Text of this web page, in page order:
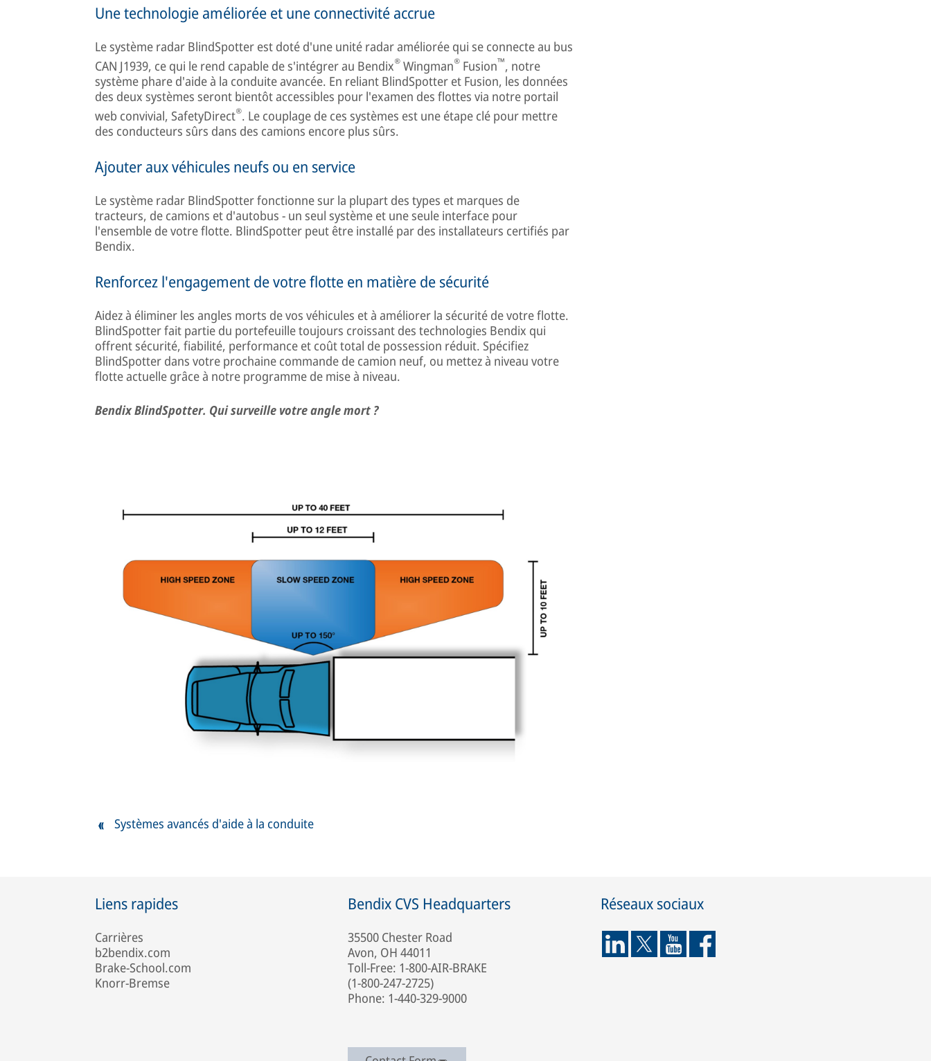
Une technologie améliorée et une connectivité accrue
Le système radar BlindSpotter est doté d'une unité radar améliorée qui se connecte au bus
CAN J1939, ce qui le rend capable de s'intégrer au Bendix® Wingman® Fusion™, notre
système phare d'aide à la conduite avancée. En reliant BlindSpotter et Fusion, les données
des deux systèmes seront bientôt accessibles pour l'examen des flottes via notre portail
web convivial, SafetyDirect®. Le couplage de ces systèmes est une étape clé pour mettre
des conducteurs sûrs dans des camions encore plus sûrs.
Ajouter aux véhicules neufs ou en service
Le système radar BlindSpotter fonctionne sur la plupart des types et marques de
tracteurs, de camions et d'autobus - un seul système et une seule interface pour
l'ensemble de votre flotte. BlindSpotter peut être installé par des installateurs certifiés par
Bendix.
Renforcez l'engagement de votre flotte en matière de sécurité
Aidez à éliminer les angles morts de vos véhicules et à améliorer la sécurité de votre flotte.
BlindSpotter fait partie du portefeuille toujours croissant des technologies Bendix qui
offrent sécurité, fiabilité, performance et coût total de possession réduit. Spécifiez
BlindSpotter dans votre prochaine commande de camion neuf, ou mettez à niveau votre
flotte actuelle grâce à notre programme de mise à niveau.
Bendix BlindSpotter. Qui surveille votre angle mort ?
Systèmes avancés d'aide à la conduite
Liens rapides
Carrières
b2bendix.com
Brake-School.com
Knorr-Bremse
Bendix CVS Headquarters
35500 Chester Road
Avon, OH 44011
Toll-Free: 1-800-AIR-BRAKE
(1-800-247-2725)
Phone: 1-440-329-9000
Réseaux sociaux